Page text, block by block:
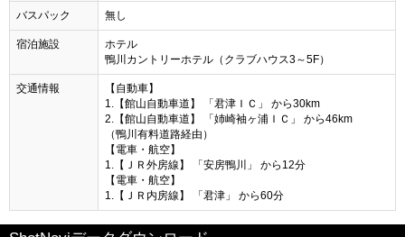
バスパック 無し
宿泊施設
ホテル
鴨川カントリーホテル（クラブハウス3～5F）
交通情報
【自動車】
1.【館山自動車道】 「君津ＩＣ」 から30km
2.【館山自動車道】 「姉崎袖ヶ浦ＩＣ」 から46km
（鴨川有料道路経由）
【電車・航空】
1.【ＪＲ外房線】 「安房鴨川」 から12分
【電車・航空】
1.【ＪＲ内房線】 「君津」 から60分